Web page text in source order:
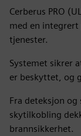
Cerberus PRO
med en
tjenester.
Systemet sikrer
er beskyttet, og
Fra deteksjon
skytilkobling
brannsikkerhet.